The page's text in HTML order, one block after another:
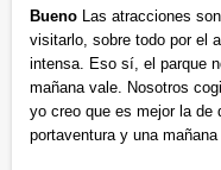
Bueno Las atracciones
visitarlo, sobre todo por el
intensa. Eso sí, el parque
mañana vale. Nosotros
yo creo que es mejor la de
portaventura y una